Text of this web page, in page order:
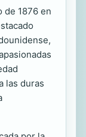
de 1876 en
las duras